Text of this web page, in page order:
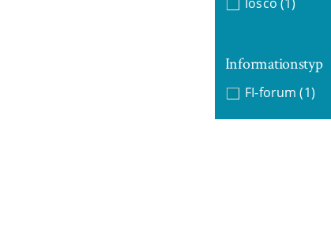
Informationstyp
FI-forum (1)